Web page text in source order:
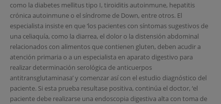
como la diabetes mellitus tipo I, tiroiditis autoinmune, hepatitis
crónica autoinmune o el síndrome de Down, entre otros. El
especialista insiste en que ‘los pacientes con síntomas sugestivos de
una celiaquía, como la diarrea, el dolor o la distensión abdominal
relacionados con alimentos que contienen gluten, deben acudir a
atención primaria o a un especialista en aparato digestivo para
realizar determinación serológica de anticuerpos
antitransglutaminasa’ y comenzar así con el estudio diagnóstico del
paciente. Si esta prueba resultase positiva, continúa el doctor, ‘el
paciente debe realizarse una endoscopia digestiva alta con toma de